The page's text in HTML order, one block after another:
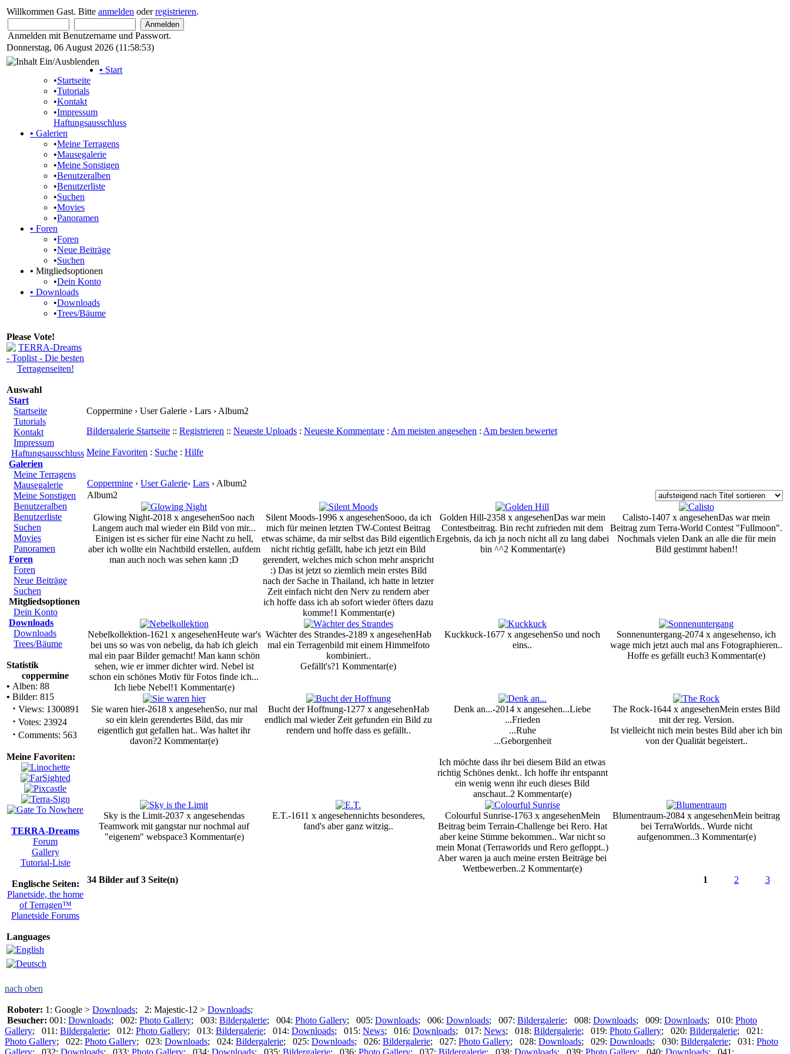
Willkommen Gast. Bitte anmelden oderregistrieren.
Anmelden mit Benutzername und Passwort.
Donnerstag, 06 August 2026 (11:58:53)
• Start
•Startseite
•Tutorials
•Kontakt
•Impressum
Haftungsausschluss
• Galerien
•Meine Terragens
•Mausegalerie
•Meine Sonstigen
•Benutzeralben
•Benutzerliste
•Suchen
•Movies
•Panoramen
• Foren
•Foren
•Neue Beiträge
•Suchen
• Mitgliedsoptionen
•Dein Konto
• Downloads
•Downloads
•Trees/Bäume
Please Vote!
Auswahl
Start
Startseite
Tutorials
Kontakt
Impressum
Haftungsausschluss
Galerien
Meine Terragens
Mausegalerie
Meine Sonstigen
Benutzeralben
Benutzerliste
Suchen
Movies
Panoramen
Foren
Foren
Neue Beiträge
Suchen
Mitgliedsoptionen
Dein Konto
Downloads
Downloads
Trees/Bäume
Statistik
coppermine
• Alben: 88
• Bilder: 815
· Views: 1300891
· Votes: 23924
· Comments: 563
Meine Favoriten:
TERRA-Dreams
Forum
Gallery
Tutorial-Liste
Englische Seiten:
Planetside, the home
of Terragen™
Planetside Forums
Languages
Coppermine › User Galerie › Lars › Album2
Bildergalerie Startseite :: Registrieren :: Neueste Uploads : Neueste Kommentare : Am meisten angesehen : Am besten bewertet
Meine Favoriten : Suche : Hilfe
Coppermine › User Galerie› Lars › Album2
Album2
Glowing Night-2018 x angesehenSoo nach
Langem auch mal wieder ein Bild von mir...
Einigen ist es sicher für eine Nacht zu hell,
aber ich wollte ein Nachtbild erstellen, aufdem
man auch noch was sehen kann ;D
Silent Moods-1996 x angesehenSooo, da ich
mich für meinen letzten TW-Contest Beitrag
etwas schäme, da mir selbst das Bild eigentlich
nicht richtig gefällt, habe ich jetzt ein Bild
gerendert, welches mich schon mehr anspricht
:) Das ist jetzt so ziemlich mein erstes Bild
nach der Sache in Thailand, ich hatte in letzter
Zeit einfach nicht den Nerv zu rendern aber
ich hoffe dass ich ab sofort wieder öfters dazu
komme!1 Kommentar(e)
Golden Hill-2358 x angesehenDas war mein
Contestbeitrag. Bin recht zufrieden mit dem
Ergebnis, da ich ja noch nicht all zu lang dabei
bin ^^2 Kommentar(e)
Calisto-1407 x angesehenDas war mein
Beitrag zum Terra-World Contest "Fullmoon".
Nochmals vielen Dank an alle die für mein
Bild gestimmt haben!!
Nebelkollektion-1621 x angesehenHeute war's
bei uns so was von nebelig, da hab ich gleich
mal ein paar Bilder gemacht! Man kann schön
sehen, wie er immer dichter wird. Nebel ist
schon ein schönes Motiv für Fotos finde ich...
Ich liebe Nebel!1 Kommentar(e)
Wächter des Strandes-2189 x angesehenHab
mal ein Terragenbild mit einem Himmelfoto
kombiniert..
Gefällt's?1 Kommentar(e)
Kuckkuck-1677 x angesehenSo und noch
eins..
Sonnenuntergang-2074 x angesehenso, ich
wage mich jetzt auch mal ans Fotographieren..
Hoffe es gefällt euch3 Kommentar(e)
Sie waren hier-2618 x angesehenSo, nur mal
so ein klein gerendertes Bild, das mir
eigentlich gut gefallen hat.. Was haltet ihr
davon?2 Kommentar(e)
Bucht der Hoffnung-1277 x angesehenHab
endlich mal wieder Zeit gefunden ein Bild zu
rendern und hoffe dass es gefällt..
Denk an...-2014 x angesehen...Liebe
...Frieden
...Ruhe
...Geborgenheit
Ich möchte dass ihr bei diesem Bild an etwas
richtig Schönes denkt.. Ich hoffe ihr entspannt
ein wenig wenn ihr euch dieses Bild
anschaut..2 Kommentar(e)
The Rock-1644 x angesehenMein erstes Bild
mit der reg. Version.
Ist vielleicht nich mein bestes Bild aber ich bin
von der Qualität begeistert..
Sky is the Limit-2037 x angesehendas
Teamwork mit gangstar nur nochmal auf
"eigenem" webspace3 Kommentar(e)
E.T.-1611 x angesehennichts besonderes,
fand's aber ganz witzig..
Colourful Sunrise-1763 x angesehenMein
Beitrag beim Terrain-Challenge bei Rero. Hat
aber keine Stimme bekommen.. War nicht so
mein Monat (Terraworlds und Rero gefloppt..)
Aber waren ja auch meine ersten Beiträge bei
Wettbewerben..2 Kommentar(e)
Blumentraum-2084 x angesehenMein beitrag
bei TerraWorlds.. Wurde nicht
aufgenommen..3 Kommentar(e)
34 Bilder auf 3 Seite(n) 1 2 3
nach oben
Roboter: 1: Google > Downloads; 2: Majestic-12 > Downloads;
Besucher: 001: Downloads; 002: Photo Gallery; 003: Bildergalerie; 004: Photo Gallery; 005: Downloads; 006: Downloads; 007: Bildergalerie; 008: Downloads; 009: Downloads; 010: Photo
Gallery; 011: Bildergalerie; 012: Photo Gallery; 013: Bildergalerie; 014: Downloads; 015: News; 016: Downloads; 017: News; 018: Bildergalerie; 019: Photo Gallery; 020: Bildergalerie; 021:
Photo Gallery; 022: Photo Gallery; 023: Downloads; 024: Bildergalerie; 025: Downloads; 026: Bildergalerie; 027: Photo Gallery; 028: Downloads; 029: Downloads; 030: Bildergalerie; 031: Photo
Gallery; 032: Downloads; 033: Photo Gallery; 034: Downloads; 035: Bildergalerie; 036: Photo Gallery; 037: Bildergalerie; 038: Downloads; 039: Photo Gallery; 040: Downloads; 041: